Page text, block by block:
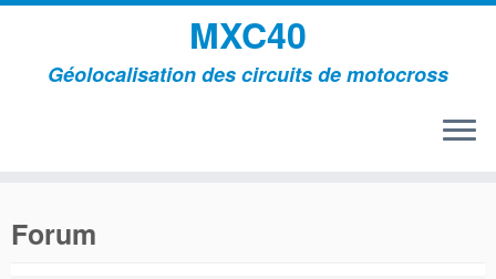
contenu
MXC40
Géolocalisation des circuits de motocross
Forum